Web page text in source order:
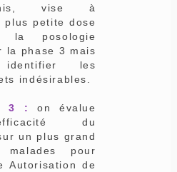
vise à
plus petite dose
la posologie
la phase 3 mais
les
indésirables.
3 :on évalue
du
un plus grand
pour
Autorisation de